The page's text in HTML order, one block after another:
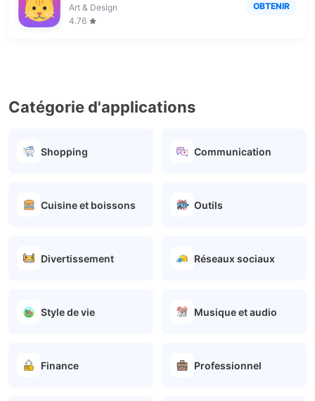
Art & Design
4.76
OBTENIR
Catégorie d'applications
Shopping Communication
Cuisine et boissons Outils
Divertissement Réseaux sociaux
Style de vie Musique et audio
Finance Professionnel